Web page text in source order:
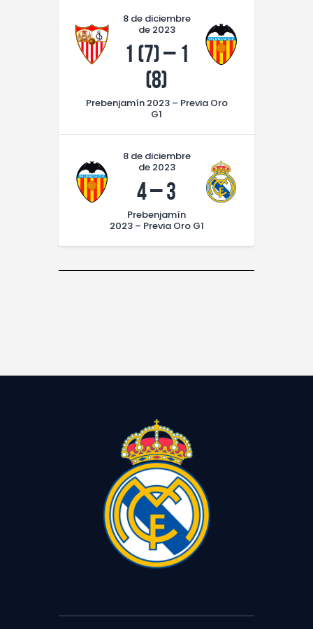
8 de diciembre
de 2023
1 (7)– 1
(8)
Prebenjamín 2023 – Previa Oro
G1
8 de diciembre
de 2023
4–3
Prebenjamín
2023 – Previa Oro G1